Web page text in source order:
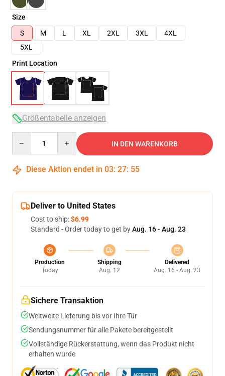
Size
S
M L XL 2XL 3XL
4XL
5XL
Print Location
Größentabelle anzeigen
IN DEN WARENKORB
Diese Aktion endet in 03: 27: 54
Deliver to United States
Cost to ship:$6.99
Standard - Order today to get byAug. 16 - Aug. 23
Production
Today
Shipping
Aug. 12
Delivered
Aug. 16 - Aug. 23
Sichere Transaktion
Weltweite Lieferung bis vor Ihre Tür
Sendungsnummer für alle Pakete bereitgestellt
Vollständige Rückerstattung, wenn das Produkt nicht
erhalten wurde